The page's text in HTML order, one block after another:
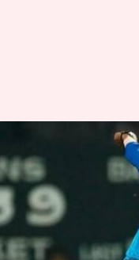
ముక్కోణపు
భారత్
వ్రాసిన వారు Jayachandra Akuri
ఈ వార్తాకథనం ఏంటి